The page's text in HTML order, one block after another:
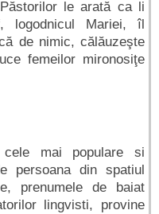
le arată ca li
logodnicul Mariei, îl
de nimic, călăuzeşte
femeilor mironosiţe
mai populare si
persoana din spatiul
prenumele de baiat
lingvisti, provine